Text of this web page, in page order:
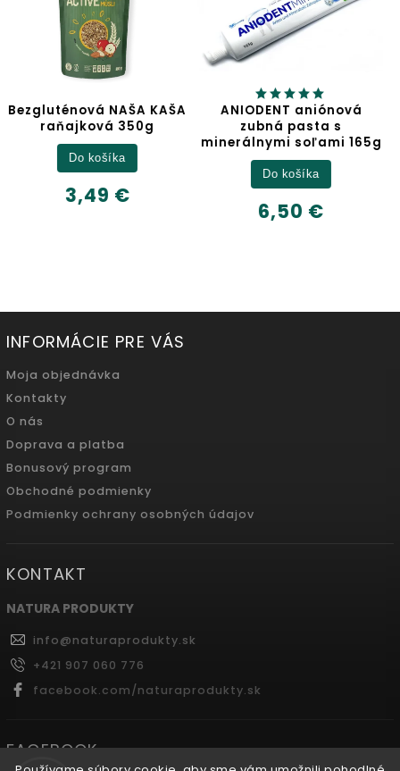
KAŠA
ANIODENT aniónová
zubná pasta s
minerálnymi soľami 165g
Do košíka
Jablčný
6,32 €
Detail
INFORMÁCIE PRE VÁS
Moja objednávka
Kontakty
O nás
Doprava a platba
Bonusový program
Obchodné podmienky
Podmienky ochrany osobných údajov
KONTAKT
NATURA PRODUKTY
info@naturaprodukty.sk
+421 907 060 776
facebook.com/naturaprodukty.sk
FACEBOOK